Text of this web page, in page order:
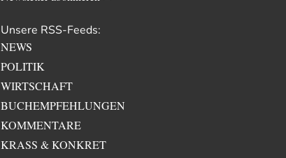
Unsere RSS-Feeds:
NEWS
POLITIK
WIRTSCHAFT
BUCHEMPFEHLUNGEN
KOMMENTARE
KRASS & KONKRET